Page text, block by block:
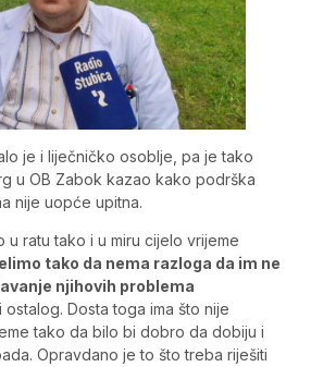
je i liječničko osoblje, pa je tako
u OB Zabok kazao kako podrška
nije uopće upitna.
u ratu tako i u miru cijelo vrijeme
tako da nema razloga da im ne
njihovih problema
i ostalog. Dosta toga ima što nije
tako da bilo bi dobro da dobiju i
Opravdano je to što treba riješiti